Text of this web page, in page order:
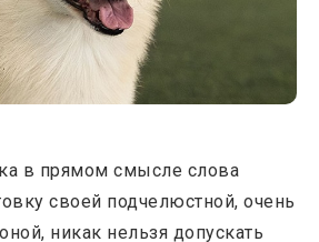
в прямом смысле слова
своей подчелюстной, очень
никак нельзя допускать